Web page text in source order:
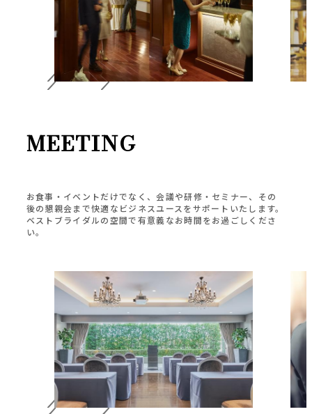
MEETING
お食事・イベントだけでなく、会議や研修・セミナー、その
後の懇親会まで快適なビジネスユースをサポートいたします。
ベストブライダルの空間で有意義なお時間をお過ごしくださ
い。